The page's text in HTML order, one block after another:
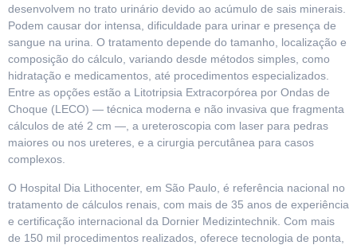
desenvolvem no trato urinário devido ao acúmulo de sais minerais.
Podem causar dor intensa, dificuldade para urinar e presença de
sangue na urina. O tratamento depende do tamanho, localização e
composição do cálculo, variando desde métodos simples, como
hidratação e medicamentos, até procedimentos especializados.
Entre as opções estão a Litotripsia Extracorpórea por Ondas de
Choque (LECO) — técnica moderna e não invasiva que fragmenta
cálculos de até 2 cm —, a ureteroscopia com laser para pedras
maiores ou nos ureteres, e a cirurgia percutânea para casos
complexos.
O Hospital Dia Lithocenter, em São Paulo, é referência nacional no
tratamento de cálculos renais, com mais de 35 anos de experiência
e certificação internacional da Dornier Medizintechnik. Com mais
de 150 mil procedimentos realizados, oferece tecnologia de ponta,